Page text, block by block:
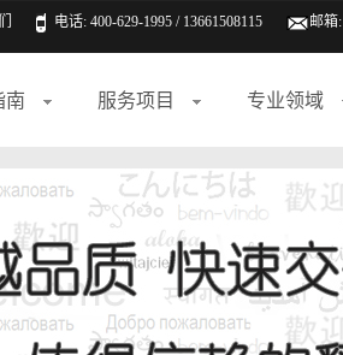
电话: 400-629-1995 / 13661508115 邮箱:
南 服务项目 专业领域